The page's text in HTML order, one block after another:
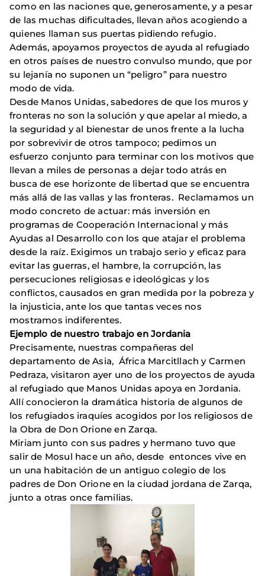
como en las naciones que, generosamente, y a pesar
de las muchas dificultades, llevan años acogiendo a
quienes llaman sus puertas pidiendo refugio.
Además, apoyamos proyectos de ayuda al refugiado
en otros países de nuestro convulso mundo, que por
su lejanía no suponen un “peligro” para nuestro
modo de vida.
Desde Manos Unidas, sabedores de que los muros y
fronteras no son la solución y que apelar al miedo, a
la seguridad y al bienestar de unos frente a la lucha
por sobrevivir de otros tampoco; pedimos un
esfuerzo conjunto para terminar con los motivos que
llevan a miles de personas a dejar todo atrás en
busca de ese horizonte de libertad que se encuentra
más allá de las vallas y las fronteras. Reclamamos un
modo concreto de actuar: más inversión en
programas de Cooperación Internacional y más
Ayudas al Desarrollo con los que atajar el problema
desde la raíz. Exigimos un trabajo serio y eficaz para
evitar las guerras, el hambre, la corrupción, las
persecuciones religiosas e ideológicas y los
conflictos, causados en gran medida por la pobreza y
la injusticia, ante los que tantas veces nos
mostramos indiferentes.
Ejemplo de nuestro trabajo en Jordania
Precisamente, nuestras compañeras del
departamento de Asia, África Marcitllach y Carmen
Pedraza, visitaron ayer uno de los proyectos de ayuda
al refugiado que Manos Unidas apoya en Jordania.
Allí conocieron la dramática historia de algunos de
los refugiados iraquíes acogidos por los religiosos de
la Obra de Don Orione en Zarqa.
Miriam junto con sus padres y hermano tuvo que
salir de Mosul hace un año, desde entonces vive en
un una habitación de un antiguo colegio de los
padres de Don Orione en la ciudad jordana de Zarqa,
junto a otras once familias.